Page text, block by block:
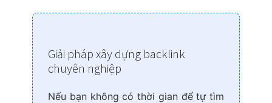
Giải pháp xây dựng backlink
chuyên nghiệp
Nếu bạn không có thời gian để tự tìm